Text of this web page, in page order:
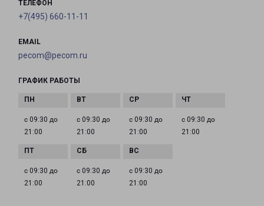
ТЕЛЕФОН
+7(495) 660-11-11
EMAIL
pecom@pecom.ru
ГРАФИК РАБОТЫ
с 09:30 до
21:00
с 09:30 до
21:00
с 09:30 до
21:00
с 09:30 до
21:00
с 09:30 до
21:00
с 09:30 до
21:00
с 09:30 до
21:00